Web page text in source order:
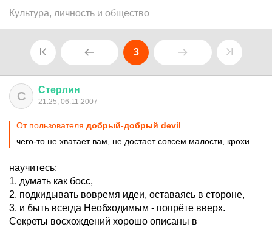
Культура, личность и общество
3
С Стерлин
21:25, 06.11.2007
От пользователя добрый-добрый devil
чего-то не хватает вам, не достает совсем малости, крохи.
научитесь:
1. думать как босс,
2. подкидывать вовремя идеи, оставаясь в стороне,
3. и быть всегда Необходимым - попрёте вверх.
Секреты восхождений хорошо описаны в